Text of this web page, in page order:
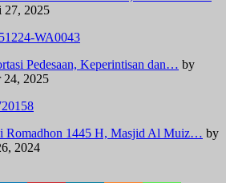
27, 2025
Pedesaan, Keperintisan dan… by
24, 2025
Romadhon 1445 H, Masjid Al Muiz… by
2024